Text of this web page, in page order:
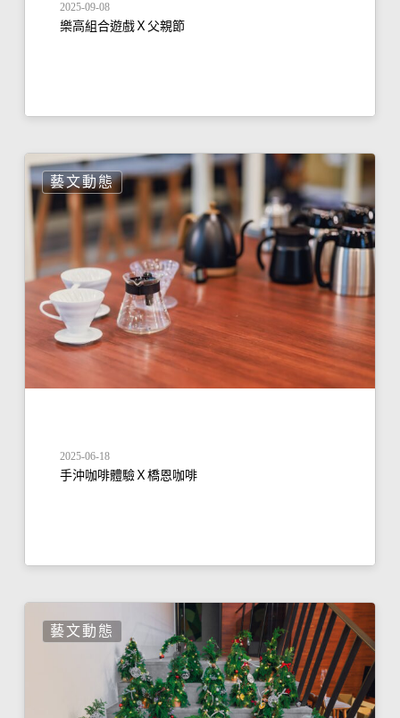
2025-09-08
樂高組合遊戲Ｘ父親節
藝文動態
2025-06-18
手沖咖啡體驗Ｘ橋恩咖啡
藝文動態